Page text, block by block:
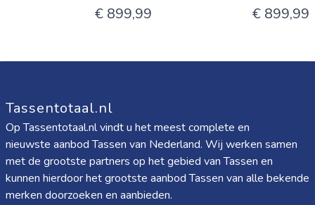
€ 899,99 € 899,99
Tassentotaal.nl
Op Tassentotaal.nl vindt u het meest complete en
nieuwste aanbod Tassen van Nederland. Wij werken samen
met de grootste partners op het gebied van Tassen en
kunnen hierdoor het grootste aanbod Tassen van alle bekende
merken doorzoeken en aanbieden.